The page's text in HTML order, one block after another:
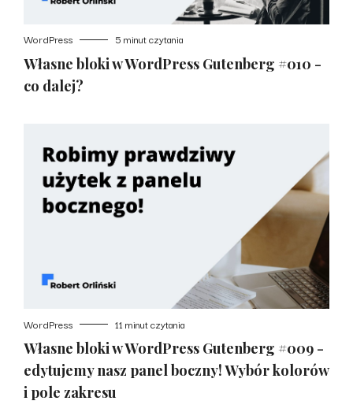
WordPress 5 minut czytania
Własne bloki w WordPress Gutenberg #010 -
co dalej?
WordPress 11 minut czytania
Własne bloki w WordPress Gutenberg #009 -
edytujemy nasz panel boczny! Wybór kolorów
i pole zakresu